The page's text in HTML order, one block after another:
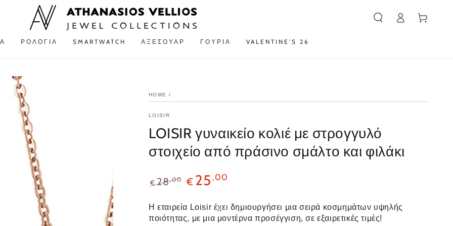
ΡΟΛΌΓΙΑ SMARTWATCH ΑΞΕΣΟΥΆΡ ΓΟΎΡΙΑ VALENTINE'S 26
Καλάθι
HOME /
LOISIR
LOISIR γυναικείο κολιέ με στρογγυλό
στοιχείο από πράσινο σμάλτο και φιλάκι
€28,00 € 25 ,00
H εταιρεία Loisir έχει δημιουργήσει μια σειρά κοσμημάτων υψηλής
ποιότητας, με μια μοντέρνα προσέγγιση, σε εξαιρετικές τιμές!